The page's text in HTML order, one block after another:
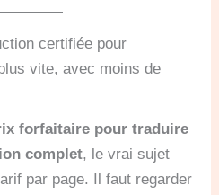
certifiée pour
vite, avec moins de
forfaitaire pour traduire
complet, le vrai sujet
par page. Il faut regarder